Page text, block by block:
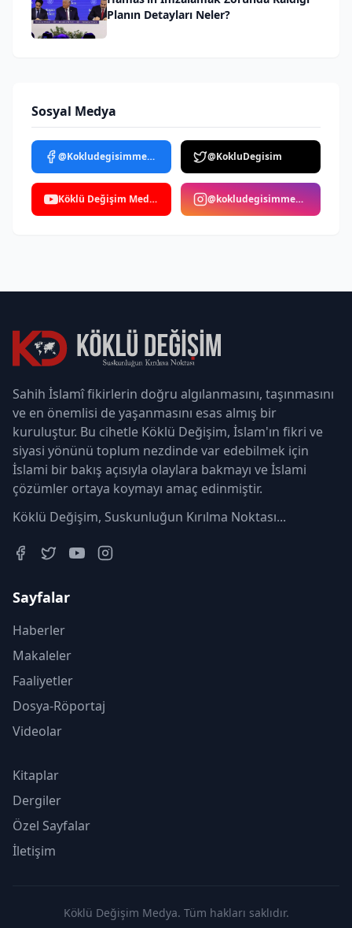
Planın Detayları Neler?
Sosyal Medya
@Kokludegisimmedya @KokluDegisim
Köklü Değişim Medya @kokludegisimmedya
Sahih İslamî fikirlerin doğru algılanmasını, taşınmasını
ve en önemlisi de yaşanmasını esas almış bir
kuruluştur. Bu cihetle Köklü Değişim, İslam'ın fikri ve
siyasi yönünü toplum nezdinde var edebilmek için
İslami bir bakış açısıyla olaylara bakmayı ve İslami
çözümler ortaya koymayı amaç edinmiştir.
Köklü Değişim, Suskunluğun Kırılma Noktası...
Sayfalar
Haberler
Makaleler
Faaliyetler
Dosya-Röportaj
Videolar
Kitaplar
Dergiler
Özel Sayfalar
İletişim
Köklü Değişim Medya. Tüm hakları saklıdır.